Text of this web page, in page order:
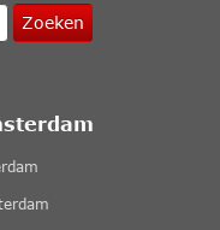
Zoeken